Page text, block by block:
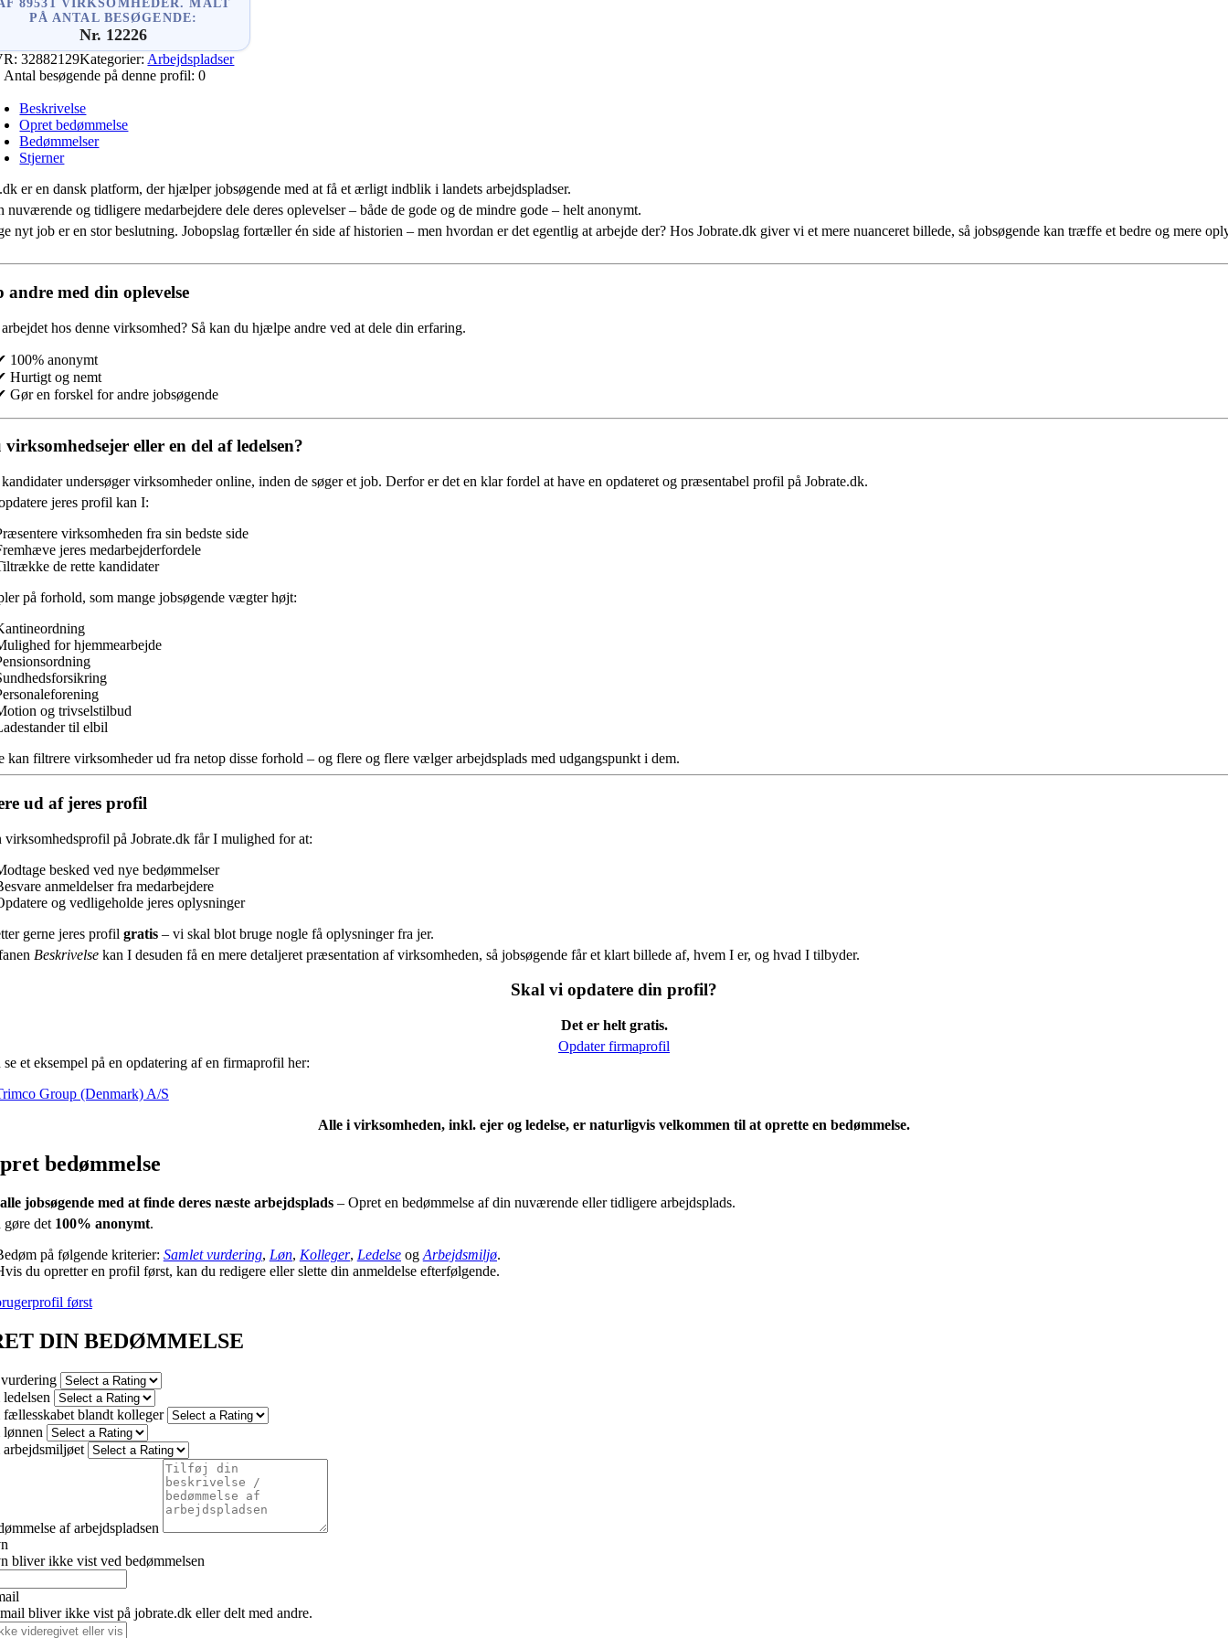
89531 VIRKSOMHEDER. MÅLT
PÅ ANTAL BESØGENDE:
Nr. 12226
32882129Kategorier: Arbejdspladser
Antal besøgende på denne profil: 0
Beskrivelse
Opret bedømmelse
Bedømmelser
Stjerner
er en dansk platform, der hjælper jobsøgende med at få et ærligt indblik i landets arbejdspladser.
nuværende og tidligere medarbejdere dele deres oplevelser – både de gode og de mindre gode – helt anonymt.
nyt job er en stor beslutning. Jobopslag fortæller én side af historien – men hvordan er det egentlig at arbejde der? Hos Jobrate.dk giver vi et mere nuanceret billede, så jobsøgende kan træffe et bedre og mere
med din oplevelse
hos denne virksomhed?Så kan du hjælpe andre ved at dele din erfaring.
100% anonymt
Hurtigt og nemt
Gør en forskel for andre jobsøgende
eller en del af ledelsen?
undersøger virksomheder online, inden de søger et job. Derfor er det en klar fordel at have en opdateret og præsentabel profil på Jobrate.dk.
jeres profil kan I:
virksomheden fra sin bedste side
jeres medarbejderfordele
de rette kandidater
på forhold, som mange jobsøgende vægter højt:
for hjemmearbejde
og trivselstilbud
til elbil
kan filtrere virksomheder ud fra netop disse forhold – og flere og flere vælger arbejdsplads med udgangspunkt i dem.
ud af jeres profil
virksomhedsprofil på Jobrate.dk får I mulighed for at:
besked ved nye bedømmelser
anmeldelser fra medarbejdere
og vedligeholde jeres oplysninger
gerne jeres profil gratis– vi skal blot bruge nogle få oplysninger fra jer.
Beskrivelsekan I desuden få en mere detaljeret præsentation af virksomheden, så jobsøgende får et klart billede af, hvem I er, og hvad I tilbyder.
Skal vi opdatere din profil?
Det er helt gratis.
Opdater firmaprofil
et eksempel på en opdatering af en firmaprofil her:
Group (Denmark) A/S
Alle i virksomheden, inkl. ejer og ledelse, er naturligvis velkommen til at oprette en bedømmelse.
bedømmelse
jobsøgende med at finde deres næste arbejdsplads– Opret en bedømmelse af din nuværende eller tidligere arbejdsplads.
det100% anonymt.
på følgende kriterier: Samlet vurdering, Løn, Kolleger, Ledelseog Arbejdsmiljø.
du opretter en profil først, kan du redigere eller slette din anmeldelse efterfølgende.
først
DIN BEDØMMELSE
fællesskabet blandt kolleger
af arbejdspladsen
bliver ikke vist ved bedømmelsen
bliver ikke vist på jobrate.dk eller delt med andre.